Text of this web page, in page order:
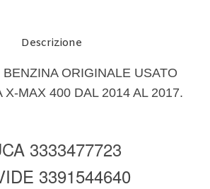
Descrizione
ORIGINALE USATO
X-MAX 400 DAL 2014 AL 2017.
3333477723
3391544640